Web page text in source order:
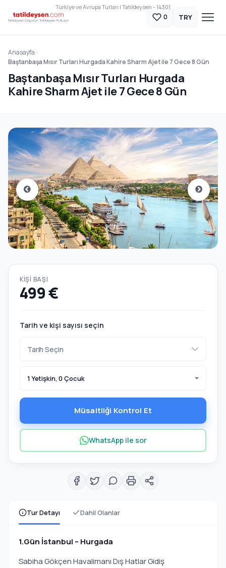
Türkiye ve Avrupa Turları | Tatildeysen - 14301
0 TRY
Anasayfa
Baştanbaşa Mısır Turları Hurgada Kahire Sharm Ajet ile 7 Gece 8 Gün
Baştanbaşa Mısır Turları Hurgada
Kahire Sharm Ajet ile 7 Gece 8 Gün
Tur Detayı Dahil Olanlar
1.Gün İstanbul – Hurgada
Sabiha Gökçen Havalimanı Dış Hatlar Gidiş
KIŞI BAŞI
499 €
Tarih ve kişi sayısı seçin
1 Yetişkin, 0 Çocuk
Müsaitliği Kontrol Et
WhatsApp ile sor